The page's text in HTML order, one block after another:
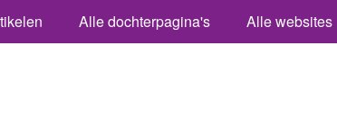
Alle dochterpagina's Alle websites